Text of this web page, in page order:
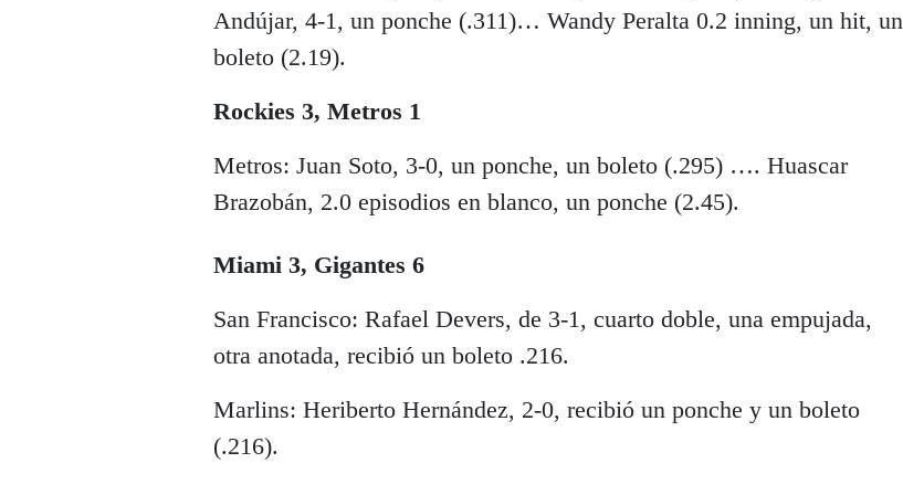
Andújar, 4-1, un ponche (.311)… Wandy Peralta 0.2 inning, un hit, un
boleto (2.19).
Rockies 3, Metros 1
Metros: Juan Soto, 3-0, un ponche, un boleto (.295) …. Huascar
Brazobán, 2.0 episodios en blanco, un ponche (2.45).
Miami 3, Gigantes 6
San Francisco: Rafael Devers, de 3-1, cuarto doble, una empujada,
otra anotada, recibió un boleto .216.
Marlins: Heriberto Hernández, 2-0, recibió un ponche y un boleto
(.216).